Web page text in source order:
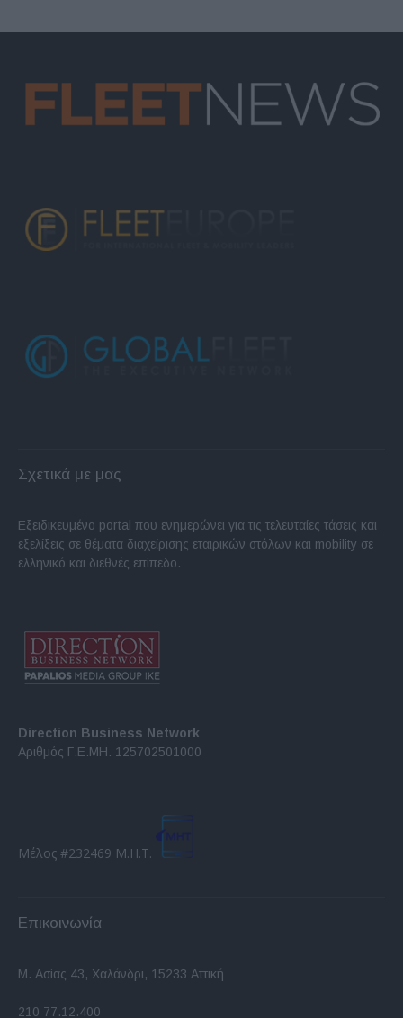
Σχετικά με μας
Εξειδικευμένο portal που ενημερώνει για τις τελευταίες τάσεις και
εξελίξεις σε θέματα διαχείρισης εταιρικών στόλων και mobility σε
ελληνικό και διεθνές επίπεδο.
Direction Business Network
Αριθμός Γ.Ε.ΜΗ. 125702501000
Μέλος #232469 Μ.Η.Τ.
Επικοινωνία
Μ. Ασίας 43, Χαλάνδρι, 15233 Αττική
210 77.12.400